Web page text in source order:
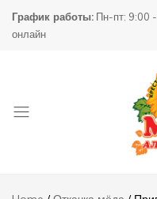
График работы: Пн-пт: 9:00
онлайн